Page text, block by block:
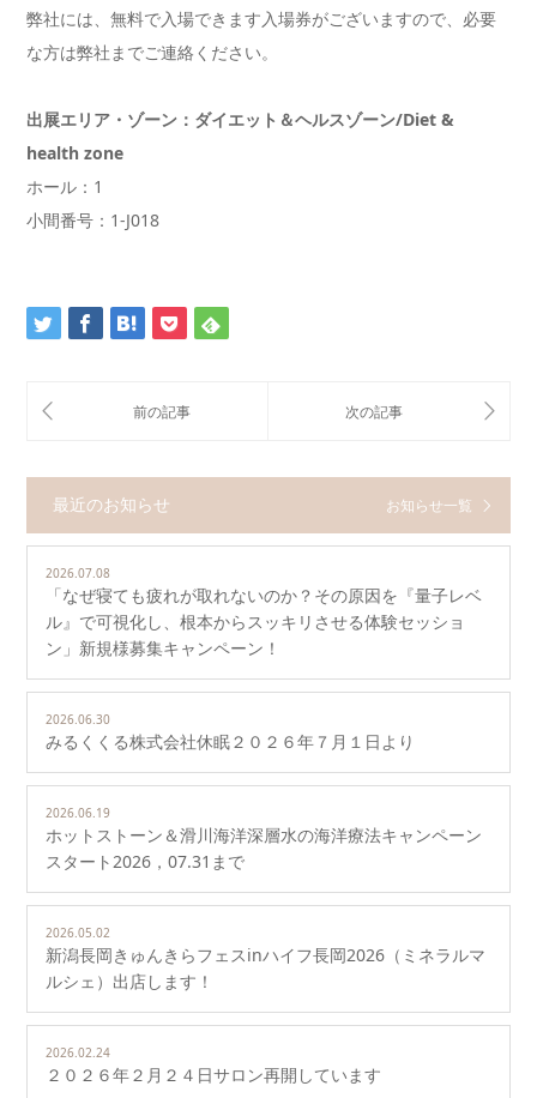
弊社には、無料で入場できます入場券がございますので、必要
な方は弊社までご連絡ください。
出展エリア・ゾーン：ダイエット＆ヘルスゾーン/Diet &
health zone
ホール：1
小間番号：1-J018
最近のお知らせ お知らせ一覧
2026.07.08
「なぜ寝ても疲れが取れないのか？その原因を『量子レベ
ル』で可視化し、根本からスッキリさせる体験セッショ
ン」新規様募集キャンペーン！
2026.06.30
みるくくる株式会社休眠２０２６年７月１日より
2026.06.19
ホットストーン＆滑川海洋深層水の海洋療法キャンペーン
スタート2026，07.31まで
2026.05.02
新潟長岡きゅんきらフェスinハイフ長岡2026（ミネラルマ
ルシェ）出店します！
2026.02.24
２０２６年２月２４日サロン再開しています